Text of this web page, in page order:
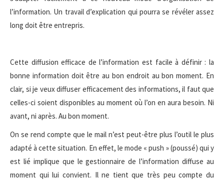
l’information. Un travail d’explication qui pourra se révéler assez
long doit être entrepris.
Cette diffusion efficace de l’information est facile à définir : la
bonne information doit être au bon endroit au bon moment. En
clair, si je veux diffuser efficacement des informations, il faut que
celles-ci soient disponibles au moment où l’on en aura besoin. Ni
avant, ni après. Au bon moment.
On se rend compte que le mail n’est peut-être plus l’outil le plus
adapté à cette situation. En effet, le mode « push » (poussé) qui y
est lié implique que le gestionnaire de l’information diffuse au
moment qui lui convient. Il ne tient que très peu compte du